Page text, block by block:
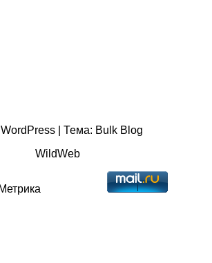
WordPress Тема: Bulk Blog
WildWeb